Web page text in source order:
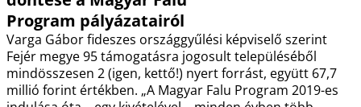
Program pályázatairól
Varga Gábor fideszes országgyűlési képviselő szerint
Fejér megye 95 támogatásra jogosult településéből
mindösszesen 2 (igen, kettő!) nyert forrást, együtt 67,7
millió forint értékben. „A Magyar Falu Program 2019-es